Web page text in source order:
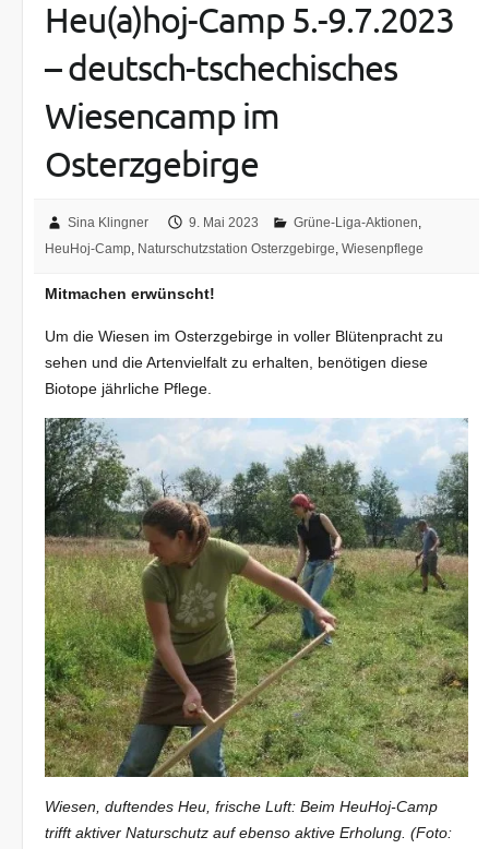
Heu(a)hoj-Camp 5.-9.7.2023
– deutsch-tschechisches
Wiesencamp im
Osterzgebirge
Sina Klingner 9. Mai 2023 Grüne-Liga-Aktionen,
HeuHoj-Camp, Naturschutzstation Osterzgebirge,Wiesenpflege
Mitmachen erwünscht!
Um die Wiesen im Osterzgebirge in voller Blütenpracht zu
sehen und die Artenvielfalt zu erhalten, benötigen diese
Biotope jährliche Pflege.
Wiesen, duftendes Heu, frische Luft: Beim HeuHoj-Camp
trifft aktiver Naturschutz auf ebenso aktive Erholung. (Foto: